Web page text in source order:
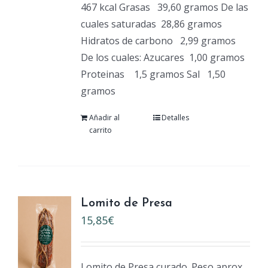
467 kcal Grasas 39,60 gramos De las
cuales saturadas 28,86 gramos
Hidratos de carbono
2,99 gramos
De los cuales: Azucares 1,00 gramos
Proteinas
1,5 gramos Sal
1,50
gramos
Añadir al
carrito
Detalles
Lomito de Presa
15,85€